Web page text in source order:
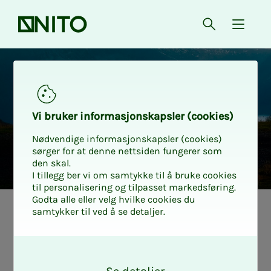
Forsiden Åpne søk
{
Bilrabatt Jeep
Vi bru­­­ker in­­­for­­­ma­­­sjons­­­kaps­­­­­ler (cookies)
Nødvendige informasjonskapsler (cookies)
sørger for at denne nettsiden fungerer som
den skal.
I tillegg ber vi om samtykke til å bruke cookies
til personalisering og tilpasset markedsføring.
Godta alle eller velg hvilke cookies du
samtykker til ved å se detaljer.